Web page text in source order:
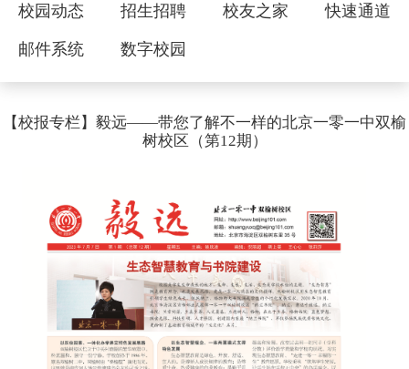
校园动态 招生招聘 校友之家 快速通道
邮件系统 数字校园
【校报专栏】毅远——带您了解不一样的北京一零一中双榆
树校区（第12期）